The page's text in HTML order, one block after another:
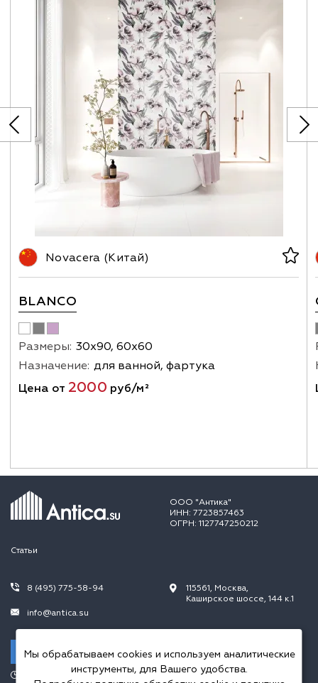
Novacera (Китай)
BLANCO
Размеры: 30х90, 60х60
Назначение: для ванной, фартука
Цена от 2000 руб/м²
ООО "Антика"
ИНН: 7723857463
ОГРН: 1127747250212
Статьи
8 (495) 775-58-94
info@antica.su
Заказать звонок
115561, Москва,
Каширское шоссе, 144 к.1
Мы обрабатываем cookies и используем аналитические
инструменты, для Вашего удобства.